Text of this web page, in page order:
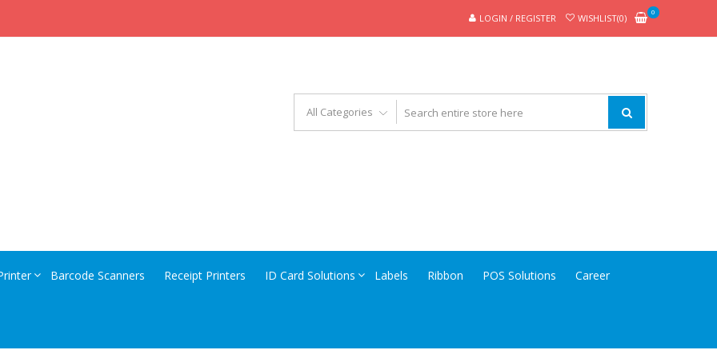
LOGIN / REGISTER WISHLIST(0)
0
Barcode Scanners Receipt Printers ID Card Solutions Labels Ribbon POS Solutions Career